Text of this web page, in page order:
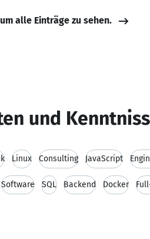
alle Einträge zu sehen.
und
Linux Consulting JavaScript
Software SQL Backend Docker